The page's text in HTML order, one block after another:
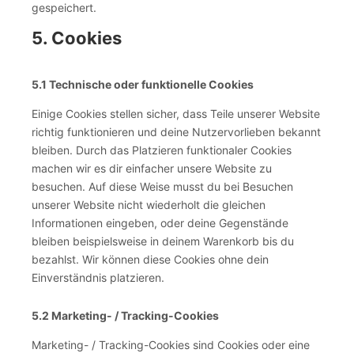
gespeichert.
5. Cookies
5.1 Technische oder funktionelle Cookies
Einige Cookies stellen sicher, dass Teile unserer Website
richtig funktionieren und deine Nutzervorlieben bekannt
bleiben. Durch das Platzieren funktionaler Cookies
machen wir es dir einfacher unsere Website zu
besuchen. Auf diese Weise musst du bei Besuchen
unserer Website nicht wiederholt die gleichen
Informationen eingeben, oder deine Gegenstände
bleiben beispielsweise in deinem Warenkorb bis du
bezahlst. Wir können diese Cookies ohne dein
Einverständnis platzieren.
5.2 Marketing- / Tracking-Cookies
Marketing- / Tracking-Cookies sind Cookies oder eine